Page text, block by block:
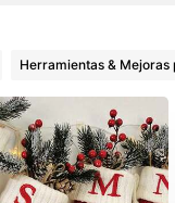
Herramientas & Mejoras